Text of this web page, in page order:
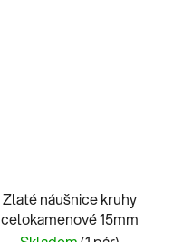
Zlaté náušnice kruhy
celokamenové 15mm